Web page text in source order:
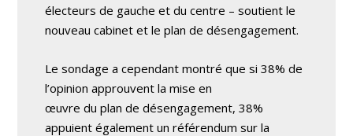
électeurs de gauche et du centre – soutient le
nouveau cabinet et le plan de désengagement.
Le sondage a cependant montré que si 38% de
l’opinion approuvent la mise en
œuvre du plan de désengagement, 38%
appuient également un référendum sur la